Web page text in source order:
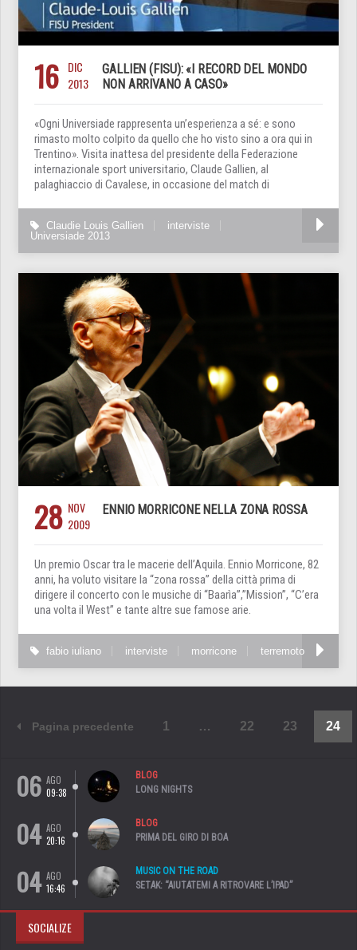
16 DIC
2013
GALLIEN (FISU): «I RECORD DEL MONDO
NON ARRIVANO A CASO»
«Ogni Universiade rappresenta un’esperienza a sé: e sono
rimasto molto colpito da quello che ho visto sino a ora qui in
Trentino». Visita inattesa del presidente della Federazione
internazionale sport universitario, Claude Gallien, al
palaghiaccio di Cavalese, in occasione del match di
Claudie Louis Gallien
interviste
Universiade 2013
28 NOV
2009
ENNIO MORRICONE NELLA ZONA ROSSA
Un premio Oscar tra le macerie dell’Aquila. Ennio Morricone, 82
anni, ha voluto visitare la “zona rossa” della città prima di
dirigere il concerto con le musiche di “Baarìa”,”Mission”, “C’era
una volta il West” e tante altre sue famose arie.
fabio iuliano interviste morricone terremoto
Pagina precedente 1 … 22 23 24
06 AGO
09:38
BLOG
LONG NIGHTS
04 AGO
20:16
BLOG
PRIMA DEL GIRO DI BOA
04 AGO
16:46
MUSIC ON THE ROAD
SETAK: “AIUTATEMI A RITROVARE L’IPAD”
SOCIALIZE